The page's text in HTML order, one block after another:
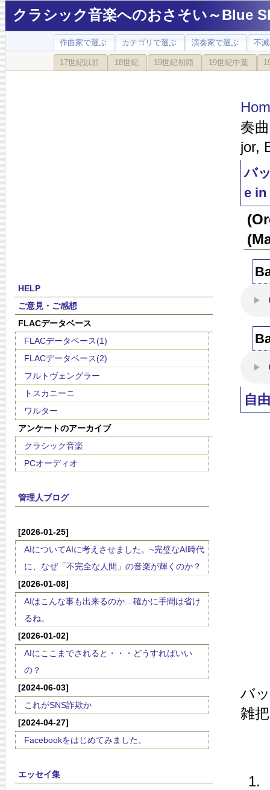
クラシック音楽へのおさそい～Blue
作曲家で選ぶ カテゴリで選ぶ 演奏家で選ぶ 不
17世紀以前 18世紀 19世紀初頭 19世紀中葉
HELP
ご意見・ご感想
FLACデータベース
FLACデータベース(1)
FLACデータベース(2)
フルトヴェングラー
トスカニーニ
ワルター
アンケートのアーカイブ
クラシック音楽
PCオーディオ
管理人ブログ
[2026-01-25]
AIについてAIに考えさせました。~完璧なAI時代
に、なぜ「不完全な人間」の音楽が輝くのか？
[2026-01-08]
AIはこんな事も出来るのか…確かに手間は省け
るね。
[2026-01-02]
AIにここまでされると・・・どうすればいい
の？
[2024-06-03]
これがSNS詐欺か
[2024-04-27]
Facebookをはじめてみました。
エッセイ集
奏
jor,
バ
e in
自
バ
雑